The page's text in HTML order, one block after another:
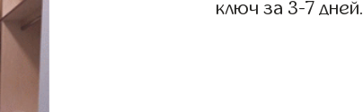
ключ за 3-7 дней.